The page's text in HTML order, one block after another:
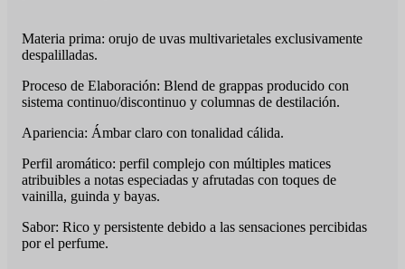
Materia prima: orujo de uvas multivarietales exclusivamente
despalilladas.
Proceso de Elaboración: Blend de grappas producido con
sistema continuo/discontinuo y columnas de destilación.
Apariencia: Ámbar claro con tonalidad cálida.
Perfil aromático: perfil complejo con múltiples matices
atribuibles a notas especiadas y afrutadas con toques de
vainilla, guinda y bayas.
Sabor: Rico y persistente debido a las sensaciones percibidas
por el perfume.